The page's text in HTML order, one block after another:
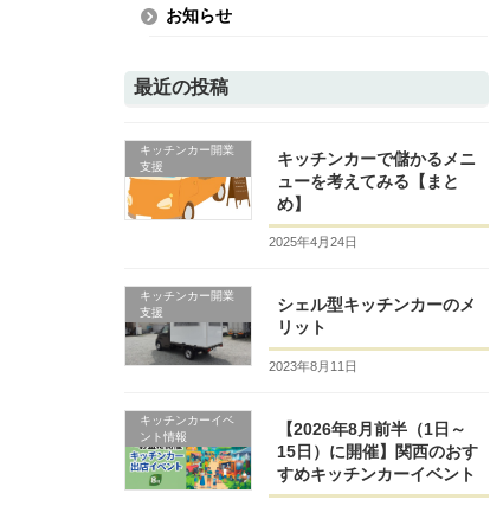
お知らせ
最近の投稿
キッチンカー開業
支援
キッチンカーで儲かるメニ
ューを考えてみる【まと
め】
2025年4月24日
キッチンカー開業
支援
シェル型キッチンカーのメ
リット
2023年8月11日
キッチンカーイベ
ント情報
【2026年8月前半（1日～
15日）に開催】関西のおす
すめキッチンカーイベント